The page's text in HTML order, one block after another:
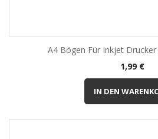
A4 Bögen Für Inkjet
Preis
1,99 €
IN DEN